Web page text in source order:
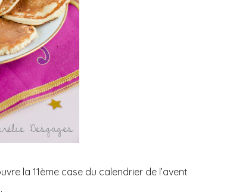
la 11ème case du calendrier de l’avent